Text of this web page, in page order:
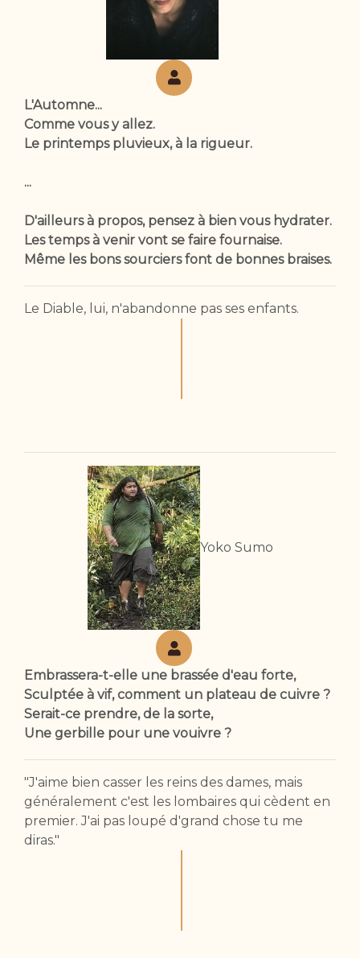
L'Automne...
Comme vous y allez.
Le printemps pluvieux, à la rigueur.
...
D'ailleurs à propos, pensez à bien vous hydrater.
Les temps à venir vont se faire fournaise.
Même les bons sourciers font de bonnes braises.
Le Diable, lui, n'abandonne pas ses enfants.
Yoko Sumo
Embrassera-t-elle une brassée d'eau forte,
Sculptée à vif, comment un plateau de cuivre ?
Serait-ce prendre, de la sorte,
Une gerbille pour une vouivre ?
"J'aime bien casser les reins des dames, mais
généralement c'est les lombaires qui cèdent en
premier. J'ai pas loupé d'grand chose tu me
diras."